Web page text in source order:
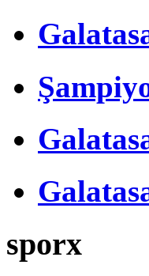
sporx